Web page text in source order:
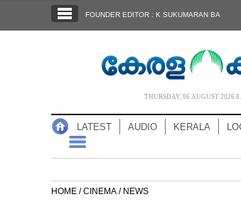
NOTIFIED NEWS
FOUNDER EDITOR : K SUKUMARAN BA
THURSDAY, 06 AUGUST 2026
LATEST AUDIO KERALA
HOME /CINEMA / NEWS